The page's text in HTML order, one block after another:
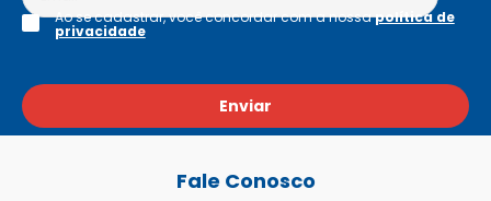
Enviar
Ao se cadastrar, você concordar com a nossapolítica de
privacidade
Fale Conosco